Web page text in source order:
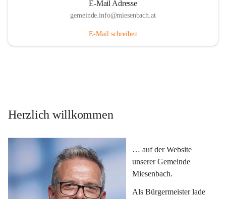
E-Mail Adresse
gemeinde.info@miesenbach.at
E-Mail schreiben
Herzlich willkommen
… auf der Website
unserer Gemeinde
Miesenbach.
Als Bürgermeister lade